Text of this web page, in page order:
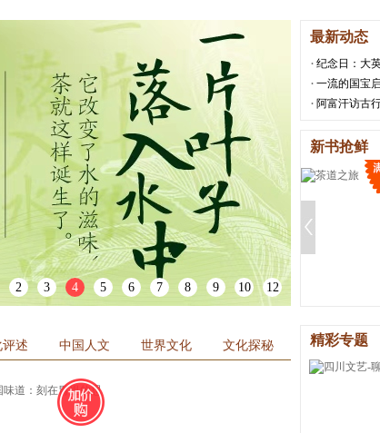
玩具
孕婴服饰
童装童鞋
家居日用
家具装饰
服装
鞋
箱包皮具
手表饰品
运动户外
汽车用品
食品
数码影音
电脑办公
2 3 4 5 6 7 8 9 10 12
述 中国人文 世界文化 文化探秘
最新动态
纪念日：大
一流的国宝
阿富汗访古
新书抢鲜
精彩专题